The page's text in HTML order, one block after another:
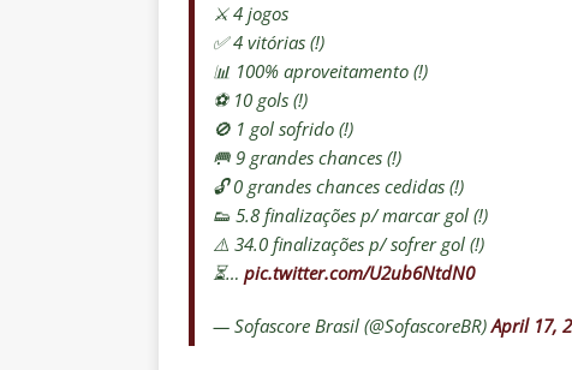
⚔️ 4 jogos
✅ 4 vitórias (!)
📊 100% aproveitamento (!)
⚽️ 10 gols (!)
🚫 1 gol sofrido (!)
🥅 9 grandes chances (!)
🔓 0 grandes chances cedidas (!)
👟 5.8 finalizações p/ marcar gol (!)
⚠️ 34.0 finalizações p/ sofrer gol (!)
⏳… pic.twitter.com/U2ub6NtdN0
— Sofascore Brasil (@SofascoreBR)April 17,